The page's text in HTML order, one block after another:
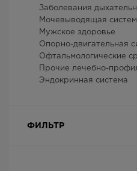
Заболевания
Мочевыводящая
Мужское здоровье
Опорно-двигательная
Офтальмологические
Прочие лечебно-
Эндокринная система
ФИЛЬТР